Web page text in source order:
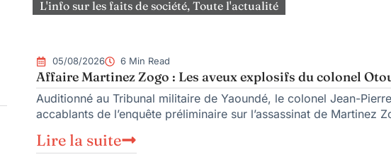
L'info sur les faits de société, Toute l'actualité
05/08/2026 6 Min Read
Affaire Martinez Zogo : Les aveux explosifs du colonel
Auditionné au Tribunal militaire de Yaoundé, le colonel Jean-
accablants de l’enquête préliminaire sur l’assassinat de Martinez
Lire la suite